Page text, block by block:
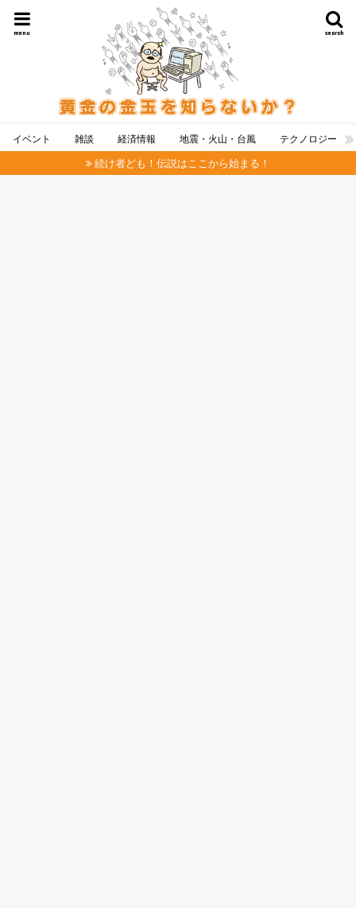
search
menu
イベント 雑談 経済情報 地震・火山・台風 テクノロジー
続け者ども！伝説はここから始まる！